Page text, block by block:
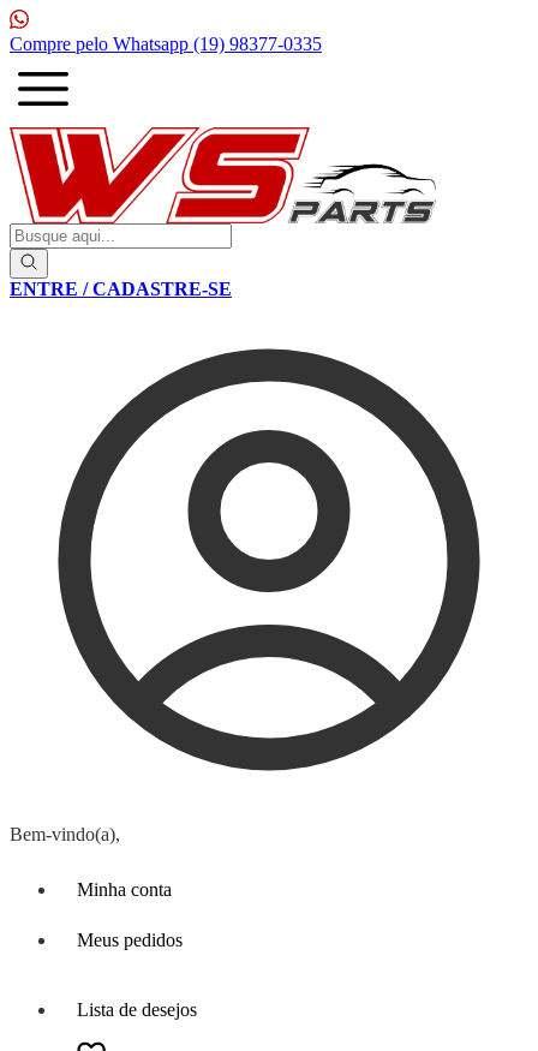
1ª Compra com10% de desconto
ENTRE / CADASTRE-SE
Bem-vindo(a),
Minha conta
Meus pedidos
Lista de desejos